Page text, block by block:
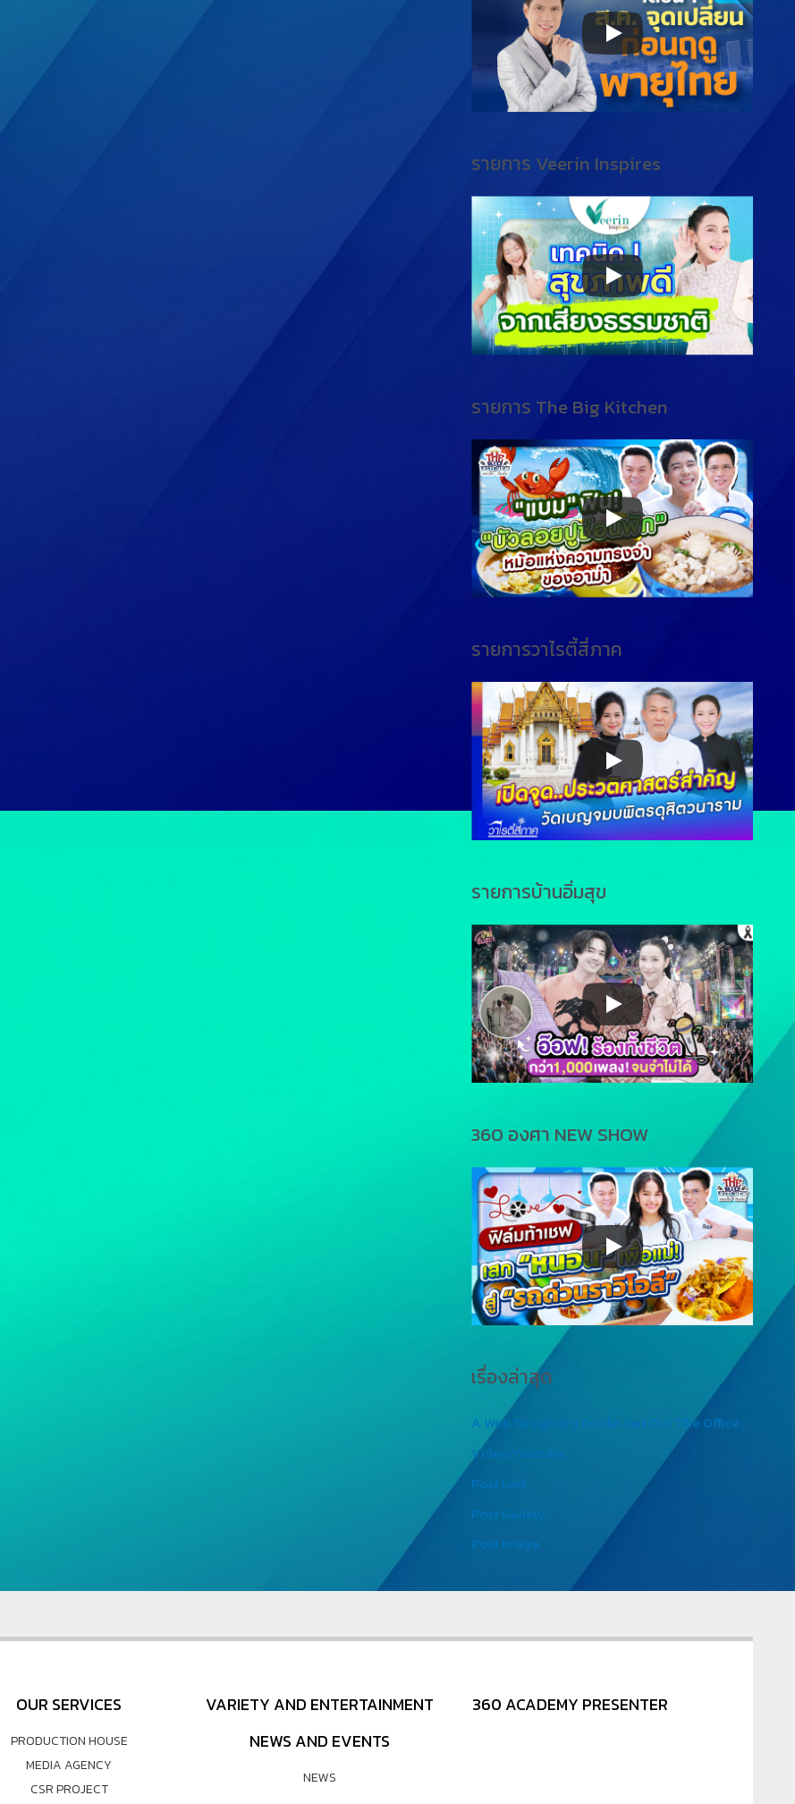
รายการ Veerin Inspires
รายการ The Big Kitchen
รายการวาไรตี้สี่ภาค
รายการบ้านอิ่มสุข
360 องศา NEW SHOW
เรื่องล่าสุด
A Web Designer’s Guide: Get Out The Office
Video Youtube
Post Link
Post Gallery
Post Image
OUR SERVICES
PRODUCTION HOUSE
MEDIA AGENCY
CSR PROJECT
VARIETY AND ENTERTAINMENT
NEWS AND EVENTS
NEWS
360 ACADEMY PRESENTER